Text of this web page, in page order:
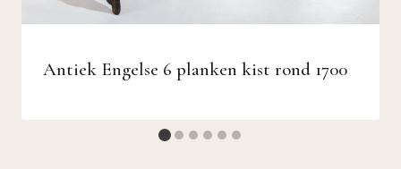
Antiek Engelse 6 planken kist rond 1700